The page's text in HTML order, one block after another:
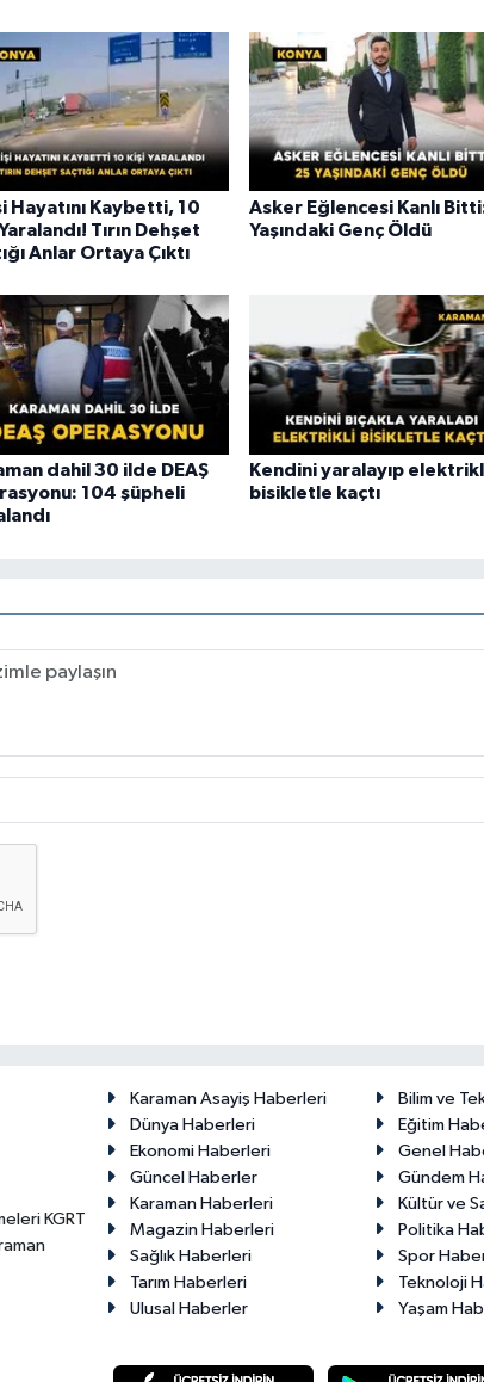
Hayatını Kaybetti, 10
Tırın Dehşet
Anlar Ortaya Çıktı
Asker Eğlencesi Kanlı
Yaşındaki Genç Öldü
dahil 30 ilde DEAŞ
104 şüpheli
Kendini yaralayıp
bisikletle kaçtı
KGRT
Karaman Asayiş Haberleri
Bilim ve
Dünya Haberleri
Eğitim
Ekonomi Haberleri
Genel
Güncel Haberler
Gündem
Karaman Haberleri
Kültür ve
Magazin Haberleri
Politika
Sağlık Haberleri
Spor
Tarım Haberleri
Teknoloji
Ulusal Haberler
Yaşam